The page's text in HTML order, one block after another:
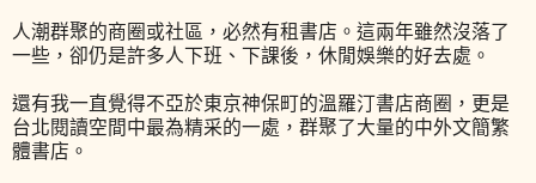
人潮群聚的商圈或社區，必然有租書店。這兩年雖然沒落了
一些，卻仍是許多人下班、下課後，休閒娛樂的好去處。
還有我一直覺得不亞於東京神保町的溫羅汀書店商圈，更是
台北閱讀空間中最為精采的一處，群聚了大量的中外文簡繁
體書店。